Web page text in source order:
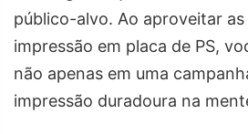
público-alvo. Ao aproveitar
impressão em placa de PS,
não apenas em uma
impressão duradoura na